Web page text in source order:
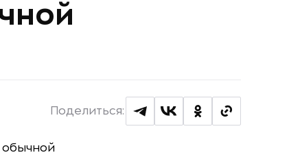
Поделиться: